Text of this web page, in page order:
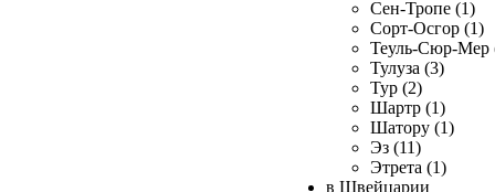
Сен-Тропе (1)
Сорт-Осгор (1)
Теуль-Сюр-Мер
Тулуза (3)
Тур (2)
Шартр (1)
Шатору (1)
Эз (11)
Этрета (1)
в Швейцарии